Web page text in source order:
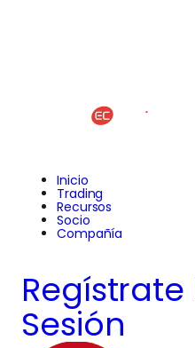
Inicio
Trading
Recursos
Socio
Compañía
Regístrate
Sesión